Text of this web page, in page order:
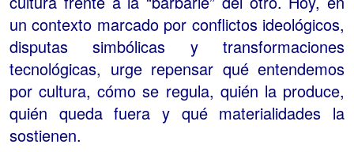
un contexto marcado por conflictos ideológicos,
disputas simbólicas y transformaciones
tecnológicas, urge repensar qué entendemos
por cultura, cómo se regula, quién la produce,
quién queda fuera y qué materialidades la
sostienen.